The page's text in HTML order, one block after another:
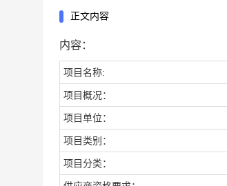
正文内容
内容：
项目名称:
项目概况：
项目单位：
项目类别：
项目分类：